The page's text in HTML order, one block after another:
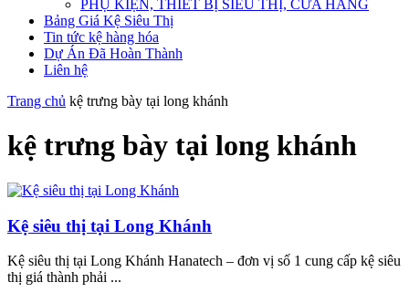
PHỤ KIỆN, THIẾT BỊ SIÊU THỊ, CỬA HÀNG
Bảng Giá Kệ Siêu Thị
Tin tức kệ hàng hóa
Dự Án Đã Hoàn Thành
Liên hệ
Trang chủ kệ trưng bày tại long khánh
kệ trưng bày tại long khánh
Kệ siêu thị tại Long Khánh
Kệ siêu thị tại Long Khánh Hanatech – đơn vị số 1 cung cấp kệ siêu
thị giá thành phải ...